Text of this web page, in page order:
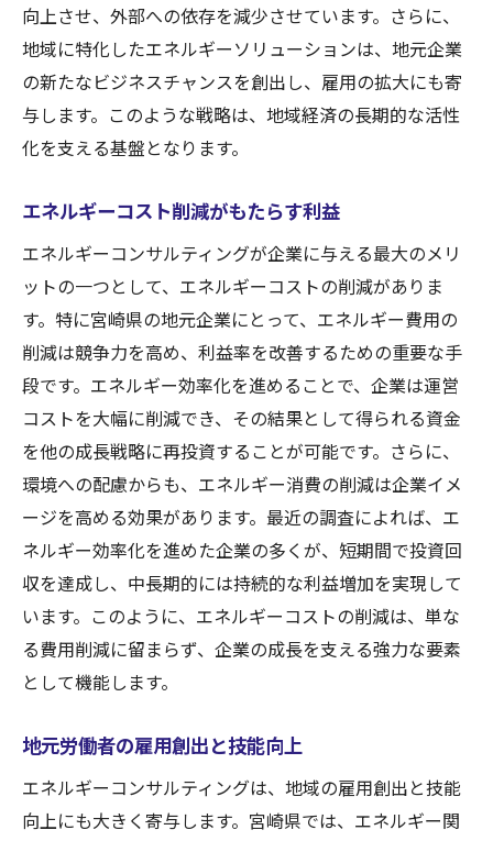
向上させ、外部への依存を減少させています。さらに、
地域に特化したエネルギーソリューションは、地元企業
の新たなビジネスチャンスを創出し、雇用の拡大にも寄
与します。このような戦略は、地域経済の長期的な活性
化を支える基盤となります。
エネルギーコスト削減がもたらす利益
エネルギーコンサルティングが企業に与える最大のメリ
ットの一つとして、エネルギーコストの削減がありま
す。特に宮崎県の地元企業にとって、エネルギー費用の
削減は競争力を高め、利益率を改善するための重要な手
段です。エネルギー効率化を進めることで、企業は運営
コストを大幅に削減でき、その結果として得られる資金
を他の成長戦略に再投資することが可能です。さらに、
環境への配慮からも、エネルギー消費の削減は企業イメ
ージを高める効果があります。最近の調査によれば、エ
ネルギー効率化を進めた企業の多くが、短期間で投資回
収を達成し、中長期的には持続的な利益増加を実現して
います。このように、エネルギーコストの削減は、単な
る費用削減に留まらず、企業の成長を支える強力な要素
として機能します。
地元労働者の雇用創出と技能向上
エネルギーコンサルティングは、地域の雇用創出と技能
向上にも大きく寄与します。宮崎県では、エネルギー関